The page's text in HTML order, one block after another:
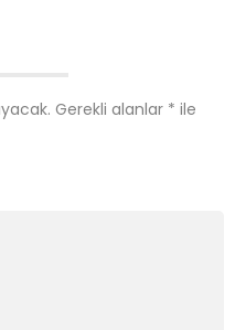
Gerekli alanlar * ile